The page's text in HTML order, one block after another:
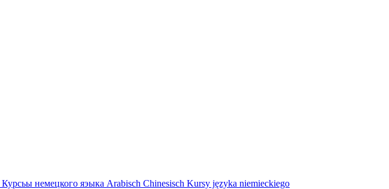
Курсьы немецкого яэыка Arabisch Chinesisch Kursy języka niemieckiego